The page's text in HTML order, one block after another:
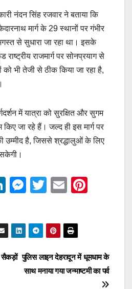
नंदन सिंह रजवार ने बताया कि
मार्ग के 29 स्थानों पर गंभीर
से सुधारा जा रहा था। इसके
राष्ट्रीय राजमार्ग पर सोनप्रयाग से
भी तेजी से ठीक किया जा रहा है,
में यात्रा को सुरक्षित और सुगम
जा रहे हैं। जल्द ही इस मार्ग पर
उम्मीद है, जिससे श्रद्धालुओं के लिए
Li
k
e
dI
n
M
ss
e
n
g
T
tt
er
E
ail
st
पुलिस लाइन देहरादून में धूमधाम के
साथ मनाया गया जन्माष्टमी का पर्व
सैकड़ों